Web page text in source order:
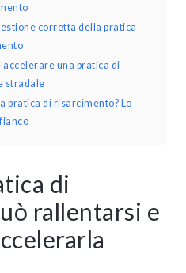
corretta della pratica
una pratica di
stradale
pratica di risarcimento? Lo
di
rallentarsi e